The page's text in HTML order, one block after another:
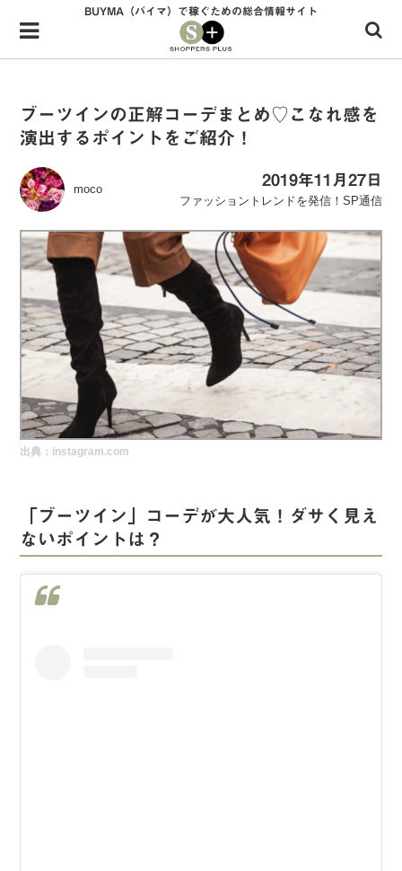
Menu
HOME
34歳独身OLバイマ実践記
無在庫で自由気ままに稼ぐ！バイマ実践記
BUYMAで人気のブランド
BUYMAの売れ筋商品
バイマの疑問に現役パーソナルショッパーが答えてみた
バイマ活動の疑問に売れっ子現役バイヤーが答えてみた
実録！海外ショップで買ってみた！
海外SHOP LIST
BUYMA（バイマ）で稼ぐための総合情報サイト
ブーツインの正解コーデまとめ♡こなれ感を
演出するポイントをご紹介！
moco
2019年11月27日
ファッショントレンドを発信！SP通信
出典：instagram.com
「ブーツイン」コーデが大人気！ダサく見え
ないポイントは？